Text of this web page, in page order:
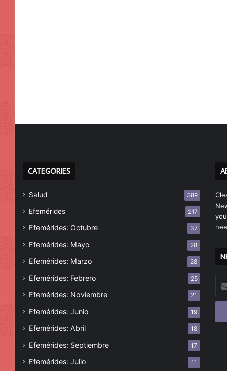
CATEGORIES
Salud 389
Efemérides 217
Efemérides: Octubre 37
Efemérides: Mayo 28
Efemérides: Marzo 28
Efemérides: Febrero 25
Efemérides: Noviembre 21
Efemérides: Junio 19
Efemérides: Abril 18
Efemérides: Septiembre 17
Efemérides: Julio 11
tu